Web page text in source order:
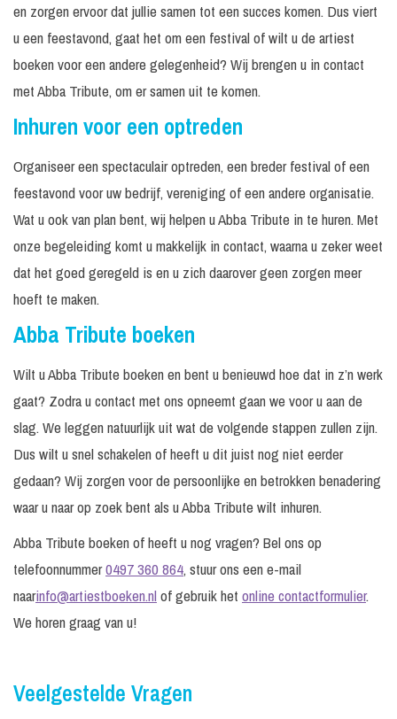
en zorgen ervoor dat jullie samen tot een succes komen. Dus viert
u een feestavond, gaat het om een festival of wilt u de artiest
boeken voor een andere gelegenheid? Wij brengen u in contact
met Abba Tribute, om er samen uit te komen.
Inhuren voor een optreden
Organiseer een spectaculair optreden, een breder festival of een
feestavond voor uw bedrijf, vereniging of een andere organisatie.
Wat u ook van plan bent, wij helpen u Abba Tribute in te huren. Met
onze begeleiding komt u makkelijk in contact, waarna u zeker weet
dat het goed geregeld is en u zich daarover geen zorgen meer
hoeft te maken.
Abba Tribute boeken
Wilt u Abba Tribute boeken en bent u benieuwd hoe dat in z’n werk
gaat? Zodra u contact met ons opneemt gaan we voor u aan de
slag. We leggen natuurlijk uit wat de volgende stappen zullen zijn.
Dus wilt u snel schakelen of heeft u dit juist nog niet eerder
gedaan? Wij zorgen voor de persoonlijke en betrokken benadering
waar u naar op zoek bent als u Abba Tribute wilt inhuren.
Abba Tribute boeken of heeft u nog vragen? Bel ons op
telefoonnummer0497 360 864, stuur ons een e-mail
naarinfo@artiestboeken.nlof gebruik het online contactformulier.
We horen graag van u!
Veelgestelde Vragen